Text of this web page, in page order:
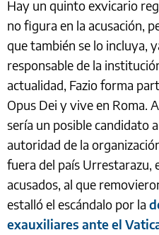
Hay un quinto exvicario
no figura en la acusación,
que también se lo incluya,
responsable de la
actualidad, Fazio forma
Opus Dei y vive en Roma.
sería un posible candidato
autoridad de la
fuera del país Urrestarazu,
acusados, al que
estalló el escándalo por la
exauxiliares ante el